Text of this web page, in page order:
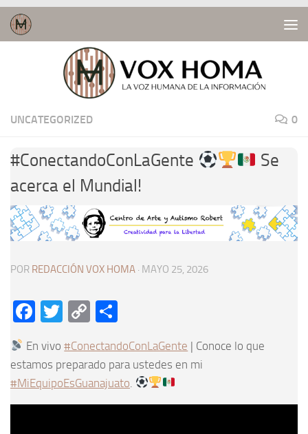
Saltar al contenido
UNCATEGORIZED 0
#ConectandoConLaGente
Se
acerca el Mundial!
POR REDACCIÓN VOX HOMA · MAYO 25, 2026
Facebook
Twitter
Copy
En vivo#ConectandoConLaGente | Conoce lo que
estamos preparado para ustedes en mi
#MiEquipoEsGuanajuato